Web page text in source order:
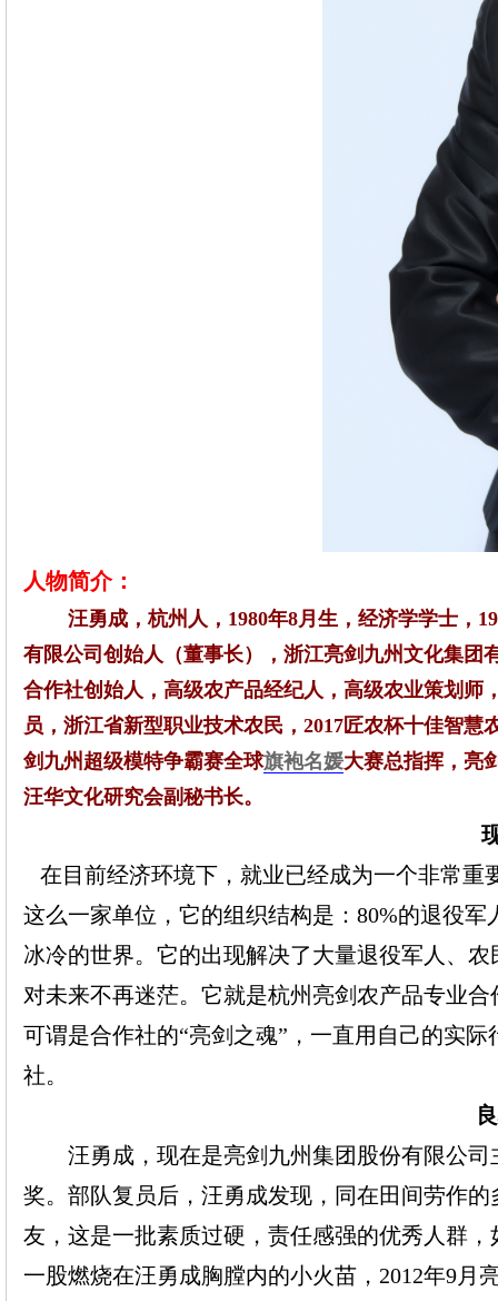
人物简介：
汪勇成，杭州人，1980年8月生，经济学学士，
有限公司创始人（董事长），浙江亮剑九州文化集团
合作社创始人， 高级农产品经纪人，高级农业策划师
员，浙江省新型职业技术农民，2017匠农杯十佳智
剑九州超级模特争霸赛全球旗袍名媛大赛总指挥，亮
汪华文化研究会副秘书长。
在目前经济环境下，就业已经成为一个非常重
这么一家单位，它的组织结构是： 80%的退役军
冰冷的世界。它的出现解决了大量退役军人、
对未来不再迷茫。它就是杭州亮剑农产品专业
可谓是合作社的“亮剑之魂”，一直用自己的实
社。
汪勇成，现在是亮剑九州集团 股份有限公司
奖。部队复员后，汪勇成发现，同在田间劳作
友，这是一批素质过硬，责任感强的优秀人群
一股燃烧在汪勇成胸膛内的小火苗， 2012年9月